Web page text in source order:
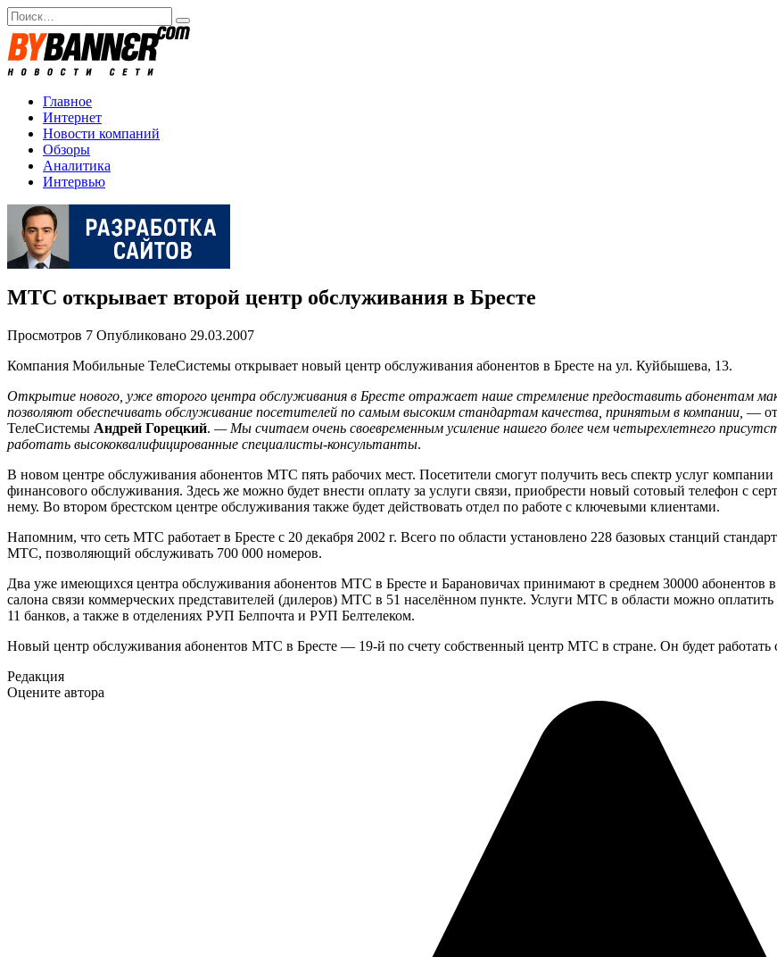
Перейти
к
содержанию
Search
for:
Главное
Интернет
Новости компаний
Обзоры
Аналитика
Интервью
МТС открывает второй центр обслуживания в Бресте
Просмотров 7 Опубликовано 29.03.2007
Компания Мобильные ТелеСистемы открывает новый центр обслуживания абонентов в Бресте на ул. Куйбышева, 13.
Открытие нового, уже второго центра обслуживания в Бресте отражает наше стремление предоставить абонентам
позволяют обеспечивать обслуживание посетителей по самым высоким стандартам качества, принятым в компании, —
ТелеСистемы Андрей Горецкий. — Мы считаем очень своевременным усиление нашего более чем четырехлетнего
работать высококвалифицированные специалисты-консультанты.
В новом центре обслуживания абонентов МТС пять рабочих мест. Посетители смогут получить весь спектр услуг
финансового обслуживания. Здесь же можно будет внести оплату за услуги связи, приобрести новый сотовый телефон с
нему. Во втором брестском центре обслуживания также будет действовать отдел по работе с ключевыми клиентами.
Напомним, что сеть МТС работает в Бресте с 20 декабря 2002 г. Всего по области установлено 228 базовых станций
МТС, позволяющий обслуживать 700 000 номеров.
Два уже имеющихся центра обслуживания абонентов МТС в Бресте и Барановичах принимают в среднем 30000 абонентов
салона связи коммерческих представителей (дилеров) МТС в 51 населённом пункте. Услуги МТС в области можно
11 банков, а также в отделениях РУП Белпочта и РУП Белтелеком.
Новый центр обслуживания абонентов МТС в Бресте — 19-й по счету собственный центр МТС в стране. Он будет работать
Редакция
Оцените автора